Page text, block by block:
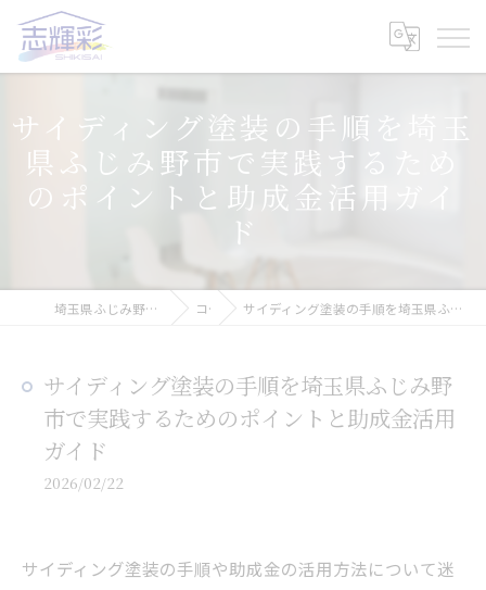
サイディング塗装の手順を埼玉
県ふじみ野市で実践するため
のポイントと助成金活用ガイ
ド
埼玉県ふじみ野市の塗装なら株式会社志輝彩 コラム サイディング塗装の手順を埼玉県ふじみ野市で実践するためのポイントと助成金活用ガイド
サイディング塗装の手順を埼玉県ふじみ野
市で実践するためのポイントと助成金活用
ガイド
2026/02/22
サイディング塗装の手順や助成金の活用方法について迷